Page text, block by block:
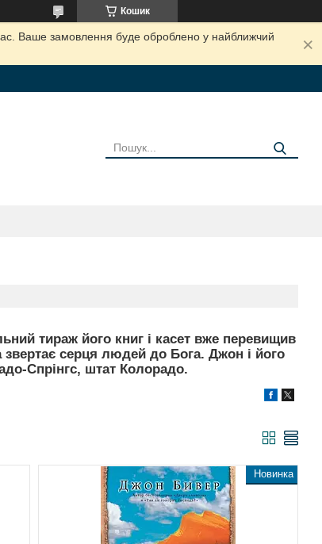
Кошик
Ваше замовлення буде оброблено у найближчий
тираж його книг і касет вже перевищив
серця людей до Бога. Джон і його
Спрінгс, штат Колорадо.
Новинка